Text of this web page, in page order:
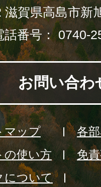
滋賀県高島市新
話番号： 0740-
お問い合わ
マップ
各
の使い方
免
について